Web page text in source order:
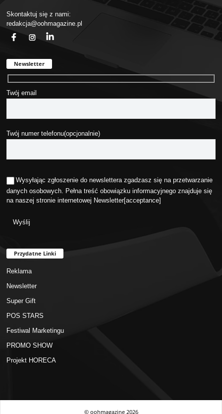
Skontaktuj się z nami:
redakcja@oohmagazine.pl
Newsletter
Twój email
Twój numer telefonu(opcjonalnie)
Wysyłając zgłoszenie do newslettera zgadzasz się na przetwarzanie
danych osobowych. Pełna treść obowiązku informacyjnego znajduje się
na naszej stronie internetowej Newsletter[acceptance]
Przydatne Linki
Reklama
Newsletter
Super Gift
POS STARS
Festiwal Marketingu
PROMO SHOW
Projekt HORECA
© oohmagazine2026